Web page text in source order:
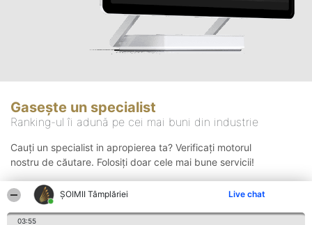
ȘOIMII Tâmplăriei Live chat
03:55
Gasește un specialist
Ranking-ul îi adună pe cei mai buni din industrie
Cauți un specialist in apropierea ta? Verificați motorul
nostru de căutare. Folosiți doar cele mai bune servicii!